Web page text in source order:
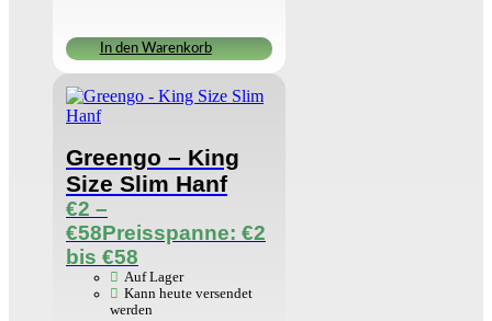
In den Warenkorb
Greengo – King
Size Slim Hanf
€2 –
€58Preisspanne: €2
bis €58
Auf Lager
Kann heute versendet
werden